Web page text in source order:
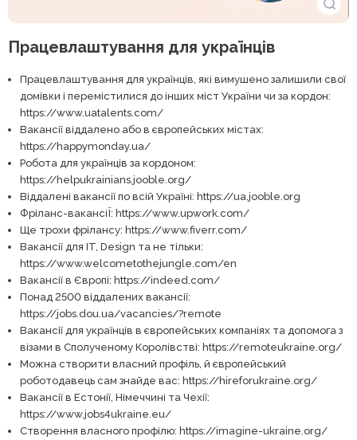
Працевлаштування для українців
Працевлаштування для українців, які вимушено залишили свої
домівки і перемістилися до інших міст України чи за кордон:
https://www.uatalents.com/
Вакансії віддалено або в європейських містах:
https://happymonday.ua/
Робота для українців за кордоном:
https://helpukrainians.jooble.org/
Віддалені вакансії по всій Україні: https://ua.jooble.org
Фріланс-вакансіЇ: https://www.upwork.com/
Ще трохи фрілансу: https://www.fiverr.com/
Вакансії для IT, Design та не тільки:
https://www.welcometothejungle.com/en
Вакансії в Європі: https://indeed.com/
Понад 2500 віддалених вакансії:
https://jobs.dou.ua/vacancies/?remote
Вакансії для українців в європейських компаніях та допомога з
візами в Сполученому Королівстві: https://remoteukraine.org/
Можна створити власний профіль, й європейський
роботодавець сам знайде вас: https://hireforukraine.org/
Вакансії в Естонії, Німеччині та Чехії:
https://www.jobs4ukraine.eu/
Створення власного профілю: https://imagine-ukraine.org/